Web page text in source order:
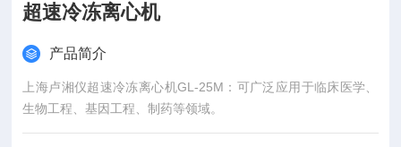
超速冷冻离心机
产品简介
上海卢湘仪超速冷冻离心机GL-25M：可广泛应用于临床医学、
生物工程、基因工程、制药等领域。